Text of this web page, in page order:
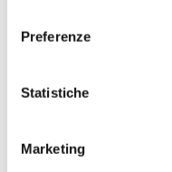
Preferenze
Statistiche
Marketing
Password